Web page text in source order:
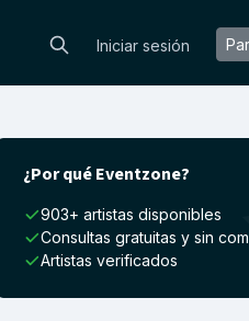
Iniciar sesión
¿Por qué Eventzone?
903+ artistas disponibles
Consultas gratuitas y sin
Artistas verificados